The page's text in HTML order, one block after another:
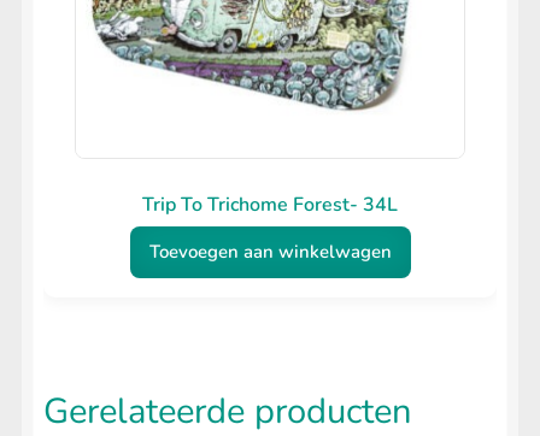
Trip To Trichome Forest- 34L
Toevoegen aan winkelwagen
Gerelateerde producten